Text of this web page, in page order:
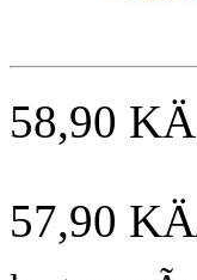
58,90 KÄ
57,90